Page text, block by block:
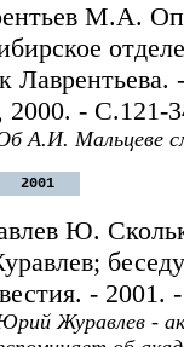
М.А.
Лаврентьева.
- С.121-
А.И. Мальцеве
2001
Ю.
- 2001.
Журавлев -